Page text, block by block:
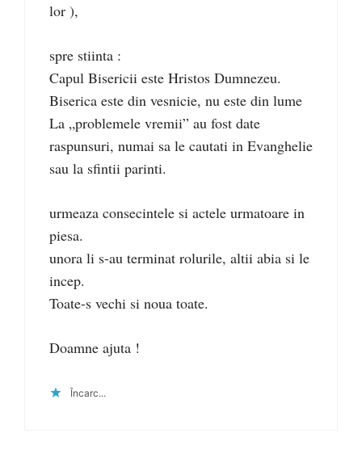
lor ),
spre stiinta :
Capul Bisericii este Hristos Dumnezeu.
Biserica este din vesnicie, nu este din lume
La „problemele vremii” au fost date
raspunsuri, numai sa le cautati in Evanghelie
sau la sfintii parinti.
urmeaza consecintele si actele urmatoare in
piesa.
unora li s-au terminat rolurile, altii abia si le
incep.
Toate-s vechi si noua toate.
Doamne ajuta !
Încarc...